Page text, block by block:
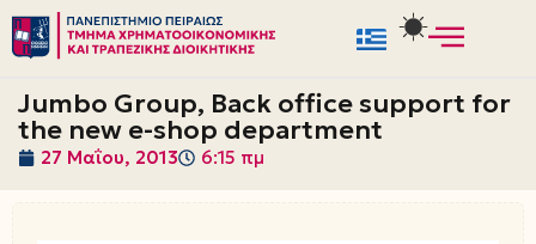
Μεταπηδήστε
στο
περιεχόμενο
Jumbo Group, Back office support for
the new e-shop department
27 Μαΐου, 2013 6:15 πμ